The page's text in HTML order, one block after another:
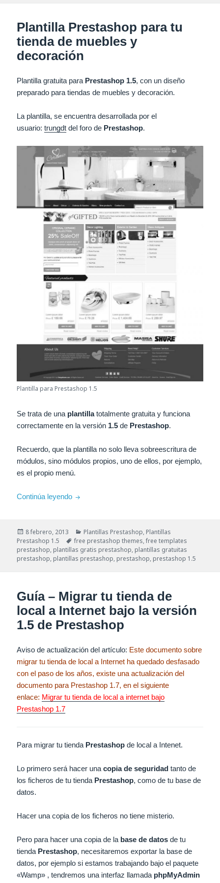
Plantilla Prestashop para tu
tienda de muebles y
decoración
Plantilla gratuita para Prestashop 1.5, con un diseño
preparado para tiendas de muebles y decoración.
La plantilla, se encuentra desarrollada por el
usuario:trungdt del foro de Prestashop.
Plantilla para Prestashop 1.5
Se trata de una plantillatotalmente gratuita y funciona
correctamente en la versión 1.5 de Prestashop.
Recuerdo, que la plantilla no solo lleva sobreescritura de
módulos, sino módulos propios, uno de ellos, por ejemplo,
es el propio menú.
Continúa leyendo Plantilla Prestashop para tu tienda de
Publicado
el
8 febrero, 2013 Categorías
Plantillas Prestashop, Plantillas
Prestashop 1.5
Etiquetas
free prestashop themes,free templates
prestashop, plantillas gratis prestashop, plantillas gratuitas
prestashop, plantillas prestashop, prestashop, prestashop 1.5
Guía – Migrar tu tienda de
local a Internet bajo la versión
1.5 de Prestashop
Aviso de actualización del artículo: Este documento sobre
migrar tu tienda de local a Internet ha quedado desfasado
con el paso de los años, existe una actualización del
documento para Prestashop 1.7, en el siguiente
enlace: Migrar tu tienda de local a internet bajo
Prestashop 1.7
Para migrar tu tienda Prestashopde local a Intenet.
Lo primero será hacer unacopia de seguridad tanto de
los ficheros de tu tienda Prestashop, como de tu base de
datos.
Hacer una copia de los ficheros no tiene misterio.
Pero para hacer una copia de la base de datos de tu
tienda Prestashop, necesitaremos exportar la base de
datos, por ejemplo si estamos trabajando bajo el paquete
«Wamp» , tendremos una interfaz llamada phpMyAdmin